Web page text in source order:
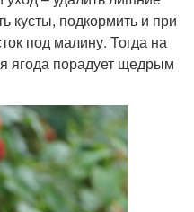
кусты, подкормить и при
под малину. Тогда на
ягода порадует щедрым